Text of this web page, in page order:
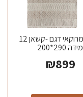
שטיח מרוקאי דגם -קשאן 12
מידה 290*200
₪899